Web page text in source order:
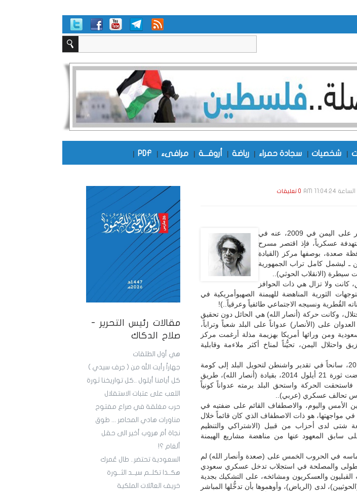
| شخصيات | سجادة حمراء | رياضة | أروقـــة | مرافىء |
PDF
|
مقالات رئيس التحرير -
صلاح الدكاك
هي أول الطلقات
جهاراً رأيت الله من ( جرف سيدي )
كل أيامنا أيلول ..كل تواريخنا ثورة
اللعب على عتبات الاستقلال
حرب مغلقة في صراع مفتوح
مناورات هادي المحاصر ... طوق
نجاة أم هروب أخير الى حقل
ألغام ؟!
السعودية تحتضر.. طال عُمرك
هكــذا تكلــم سيــد الثــورة
خريف العائلات الملكية
0 تعليقات
لا يختلف العدوان السعودي الأمريكي المباشر على اليمن في 2009، عنه في
عسكرياً، فإذ اقتصر مسرح
صعدة، بوصفها مركز (القيادة
ـ ليشمل كامل تراب الجمهورية
سيطرة (الانقلاب الحوثي)..
كانت ولا تزال هي ذات الحوافز
الثورية المناهضة للهيمنة الصهيوأمريكية في
القُطرية ونسيجه الاجتماعي طائفياً وعرقياً..)!
وكانت حركة (أنصار الله) هي الحائل دون تحقيق
على (الأنصار) عدواناً على البلد شعباً وتراباً،
السعودية ومن ورائها أمريكا بهزيمة مذلة أرغمت مركز
واحتلال اليمن، تحيُّناً لمناخ أكثر ملاءمة وقابلية
وإذ بدا مناخ ما يسمَّى (الربيع العربي) في 2011، سانحاً في تقدير واشنطن لتحويل البلد إلى كومة
محتربة من الفتات الطائفي والمناطقي، اعترضت ثورة 21 أيلول 2014، بقيادة (أنصار الله)، طريق
الحركة واستحق البلد برمته عدواناً كونياً
تحالف عسكري (عربي)..
الأمس واليوم، والاصطفاف القائم على ضفتيه في
في مواجهتها، هو ذات الاصطفاف الذي كان قائماً خلال
وأقنعة شتى لدى أحزاب من قبيل (الاشتراكي والتنظيم
سابق المعهود عنها من مناهضة مشاريع الهيمنة
في الحروب الخمس على (صعدة وأنصار الله) لم
الطولى والمصلحة في استجلاب تدخل عسكري سعودي
والعسكريون ومشائخه، على التشكيك بجدية
لدى (الرياض)، وأوهموها بأن تدخُّلها المباشر